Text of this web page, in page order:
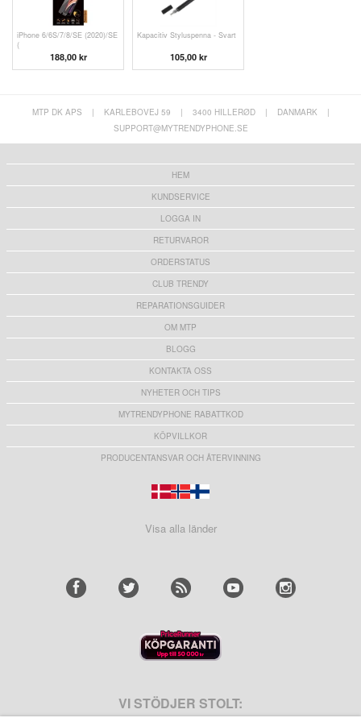
iPhone 6/6S/7/8/SE (2020)/SE
(
188,00 kr
Kapacitiv Styluspenna - Svart
105,00 kr
MTP DK APS | KARLEBOVEJ 59 | 3400 HILLERØD | DANMARK
|
SUPPORT@MYTRENDYPHONE.SE
HEM
KUNDSERVICE
LOGGA IN
RETURVAROR
ORDERSTATUS
CLUB TRENDY
REPARATIONSGUIDER
OM MTP
BLOGG
KONTAKTA OSS
NYHETER OCH TIPS
MYTRENDYPHONE RABATTKOD
KÖPVILLKOR
PRODUCENTANSVAR OCH ÅTERVINNING
Visa alla länder
VI STÖDJER STOLT: